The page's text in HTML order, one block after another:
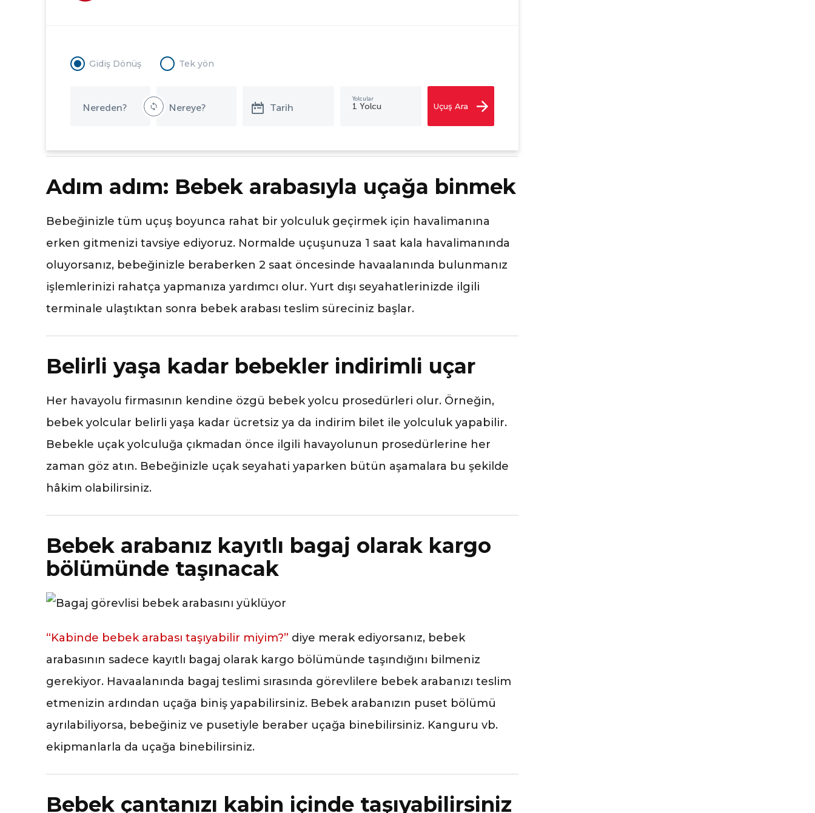
Gidiş Dönüş Tek yön
Uçuş Ara
Adım adım: Bebek arabasıyla uçağa binmek
Bebeğinizle tüm uçuş boyunca rahat bir yolculuk geçirmek için havalimanına
erken gitmenizi tavsiye ediyoruz. Normalde uçuşunuza 1 saat kala havalimanında
oluyorsanız, bebeğinizle beraberken 2 saat öncesinde havaalanında bulunmanız
işlemlerinizi rahatça yapmanıza yardımcı olur. Yurt dışı seyahatlerinizde ilgili
terminale ulaştıktan sonra bebek arabası teslim süreciniz başlar.
Belirli yaşa kadar bebekler indirimli uçar
Her havayolu firmasının kendine özgü bebek yolcu prosedürleri olur. Örneğin,
bebek yolcular belirli yaşa kadar ücretsiz ya da indirim bilet ile yolculuk yapabilir.
Bebekle uçak yolculuğa çıkmadan önce ilgili havayolunun prosedürlerine her
zaman göz atın. Bebeğinizle uçak seyahati yaparken bütün aşamalara bu şekilde
hâkim olabilirsiniz.
Bebek arabanız kayıtlı bagaj olarak kargo
bölümünde taşınacak
“Kabinde bebek arabası taşıyabilir miyim?” diye merak ediyorsanız, bebek
arabasının sadece kayıtlı bagaj olarak kargo bölümünde taşındığını bilmeniz
gerekiyor. Havaalanında bagaj teslimi sırasında görevlilere bebek arabanızı teslim
etmenizin ardından uçağa biniş yapabilirsiniz. Bebek arabanızın puset bölümü
ayrılabiliyorsa, bebeğiniz ve pusetiyle beraber uçağa binebilirsiniz. Kanguru vb.
ekipmanlarla da uçağa binebilirsiniz.
Bebek çantanızı kabin içinde taşıyabilirsiniz